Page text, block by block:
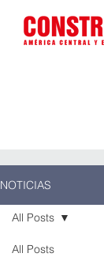
NOTICIAS
All Posts
All Posts